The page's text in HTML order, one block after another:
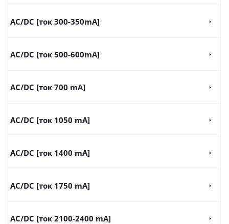
AC/DC [ток 300-350mA]
AC/DC [ток 500-600mA]
AC/DC [ток 700 mA]
AC/DC [ток 1050 mA]
AC/DC [ток 1400 mA]
AC/DC [ток 1750 mA]
AC/DC [ток 2100-2400 mA]